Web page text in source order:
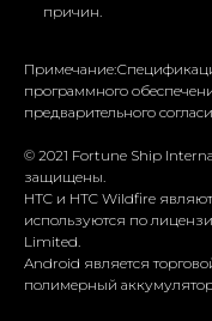
причин.
программного
предварительного
© 2021 Fortune Ship
защищены.
HTC и HTC Wildfire
используются по
Limited.
Android является
полимерный